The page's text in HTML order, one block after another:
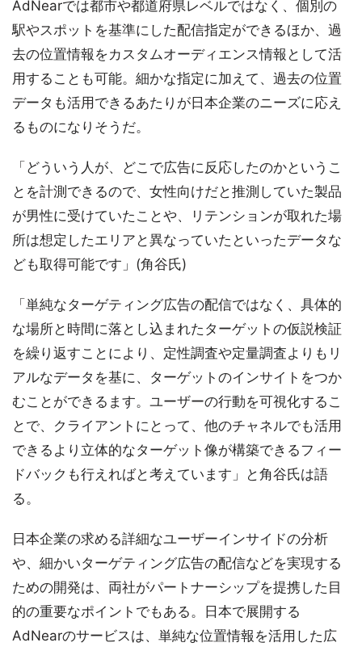
AdNearでは都市や都道府県レベルではなく、個別の
駅やスポットを基準にした配信指定ができるほか、過
去の位置情報をカスタムオーディエンス情報として活
用することも可能。細かな指定に加えて、過去の位置
データも活用できるあたりが日本企業のニーズに応え
るものになりそうだ。
「どういう人が、どこで広告に反応したのかというこ
とを計測できるので、女性向けだと推測していた製品
が男性に受けていたことや、リテンションが取れた場
所は想定したエリアと異なっていたといったデータな
ども取得可能です」(角谷氏)
「単純なターゲティング広告の配信ではなく、具体的
な場所と時間に落とし込まれたターゲットの仮説検証
を繰り返すことにより、定性調査や定量調査よりもリ
アルなデータを基に、ターゲットのインサイトをつか
むことができるます。ユーザーの行動を可視化するこ
とで、クライアントにとって、他のチャネルでも活用
できるより立体的なターゲット像が構築できるフィー
ドバックも行えればと考えています」と角谷氏は語
る。
日本企業の求める詳細なユーザーインサイドの分析
や、細かいターゲティング広告の配信などを実現する
ための開発は、両社がパートナーシップを提携した目
的の重要なポイントでもある。日本で展開する
AdNearのサービスは、単純な位置情報を活用した広